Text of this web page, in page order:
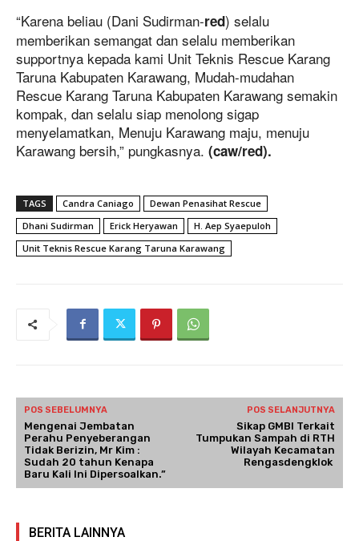
“Karena beliau (Dani Sudirman-red) selalu
memberikan semangat dan selalu memberikan
supportnya kepada kami Unit Teknis Rescue Karang
Taruna Kabupaten Karawang, Mudah-mudahan
Rescue Karang Taruna Kabupaten Karawang semakin
kompak, dan selalu siap menolong sigap
menyelamatkan, Menuju Karawang maju, menuju
Karawang bersih,” pungkasnya. (caw/red).
TAGS Candra Caniago
Dewan Penasihat Rescue
Dhani Sudirman
Erick Heryawan
H. Aep Syaepuloh
Unit Teknis Rescue Karang Taruna Karawang
POS SEBELUMNYA
Mengenai Jembatan
Perahu Penyeberangan
Tidak Berizin, Mr Kim :
Sudah 20 tahun Kenapa
Baru Kali Ini Dipersoalkan.”
POS SELANJUTNYA
Sikap GMBI Terkait
Tumpukan Sampah di RTH
Wilayah Kecamatan
Rengasdengklok
BERITA LAINNYA